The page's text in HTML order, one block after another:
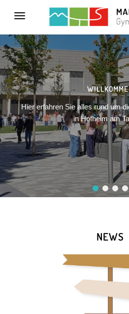
Toggle
Hier erfahren Sie alles rund um
in Hofheim am
NEWS